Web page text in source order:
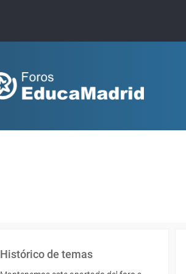
Histórico de temas